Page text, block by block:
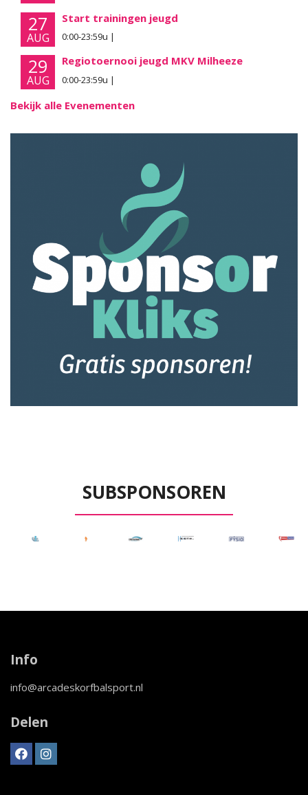
27
AUG
Start trainingen jeugd
0:00-23:59u |
29
AUG
Regiotoernooi jeugd MKV Milheeze
0:00-23:59u |
Bekijk alle Evenementen
SUBSPONSOREN
Info
info@arcadeskorfbalsport.nl
Delen